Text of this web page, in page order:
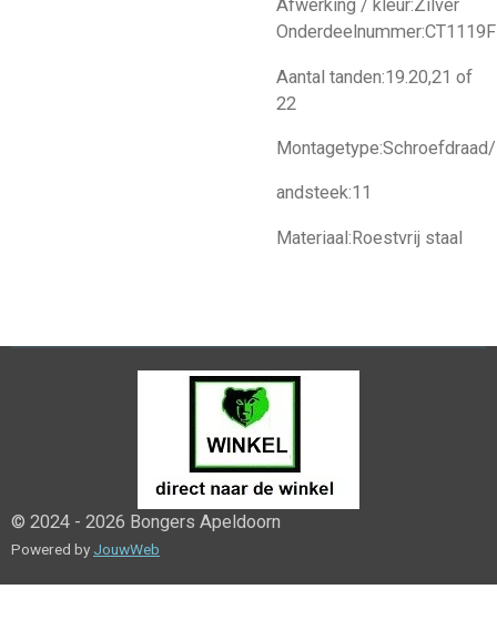
Afwerking / kleur:Zilver
Aantal tanden:19.20,21 of
22
andsteek:11
Materiaal:Roestvrij staal
© 2024 - 2026 Bongers Apeldoorn
Powered by JouwWeb